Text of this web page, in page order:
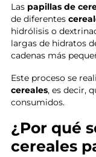
Las papillas de
de diferentes
hidrólisis o
largas de hidratos
cadenas más
Este proceso se
cereales, es decir,
consumidos.
¿Por qué
cereales